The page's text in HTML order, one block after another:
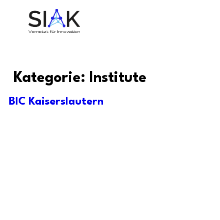
Kategorie: Institute
BIC Kaiserslautern